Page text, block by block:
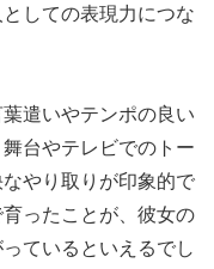
しての表現力につな
遣いやテンポの良い
台やテレビでのトー
やり取りが印象的で
ったことが、彼女の
ているといえるでし